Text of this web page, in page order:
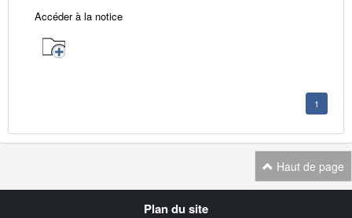
Accéder à la notice
1
Haut de page
Plan du site